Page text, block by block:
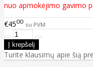
nuo apmokėjimo gavimo
€4500 su PVM
Turite klausimų apie šią